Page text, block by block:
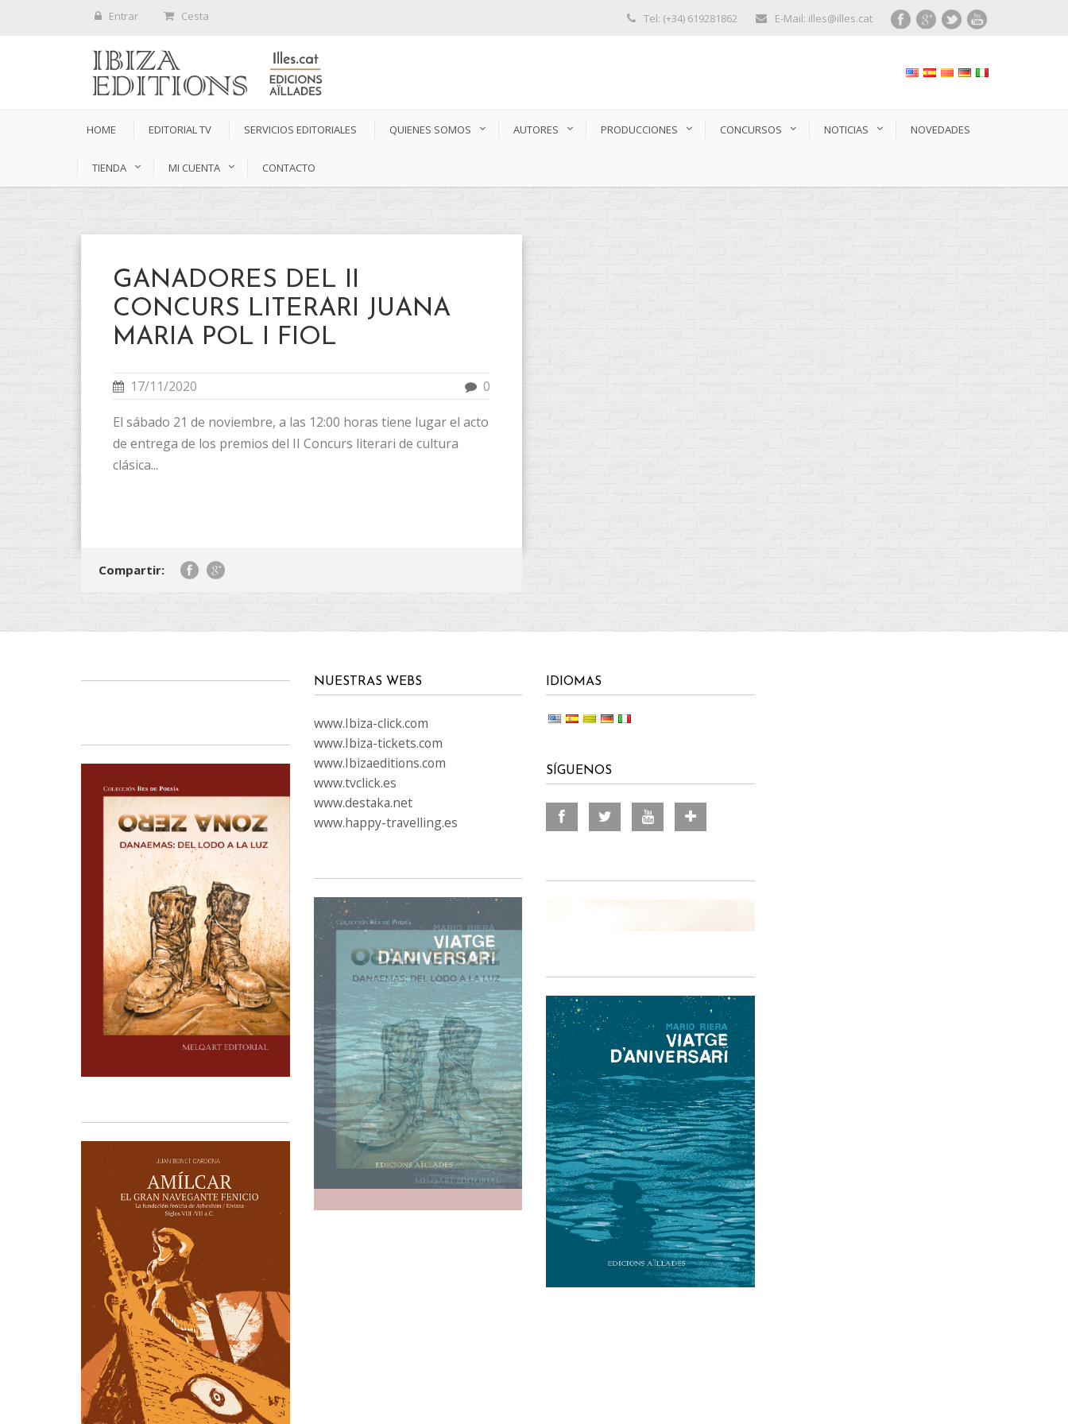
Entrar Cesta Tel: (+34) 619281862 E-Mail: illes@illes.cat
HOME EDITORIAL TV SERVICIOS EDITORIALES QUIENES SOMOS AUTORES PRODUCCIONES CONCURSOS NOTICIAS NOVEDADES
TIENDA MI CUENTA CONTACTO
GANADORES DEL II
CONCURS LITERARI JUANA
MARIA POL I FIOL
17/11/2020 0
El sábado 21 de noviembre, a las 12:00 horas tiene lugar el acto
de entrega de los premios del II Concurs literari de cultura
clásica...
Compartir:
NUESTRAS WEBS
www.Ibiza-click.com
www.Ibiza-tickets.com
www.Ibizaeditions.com
www.tvclick.es
www.destaka.net
www.happy-travelling.es
IDIOMAS
SÍGUENOS